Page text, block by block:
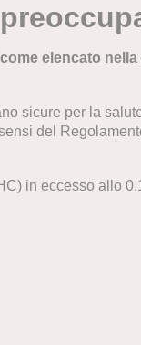
elencato
sicure per la
del
in eccesso allo